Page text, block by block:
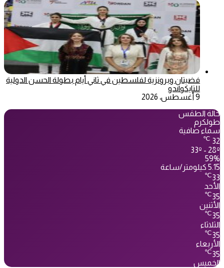
فضيتان وبرونزية لفلسطين في ثاني أيام بطولة الحسن الدولية
للتايكواندو
9 أغسطس، 2026
حالة الطقس
طولكرم
سماء صافية
32
℃
33º - 28º
59%
5.15 كيلومتر/ساعة
33
℃
الأحد
35
℃
الأثنين
35
℃
الثلاثاء
35
℃
الأربعاء
35
℃
الخميس